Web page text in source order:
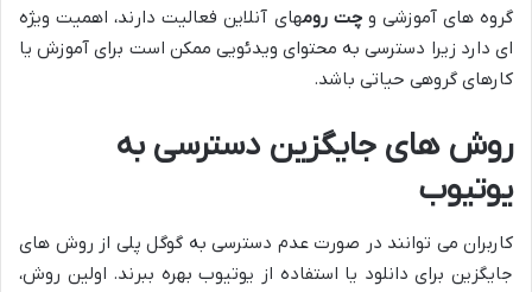
گروه های آموزشی وچت رومهای آنلاین فعالیت دارند، اهمیت ویژه
ای دارد زیرا دسترسی به محتوای ویدئویی ممکن است برای آموزش یا
کارهای گروهی حیاتی باشد.
روش های جایگزین دسترسی به
یوتیوب
کاربران می توانند در صورت عدم دسترسی به گوگل پلی از روش های
جایگزین برای دانلود یا استفاده از یوتیوب بهره ببرند. اولین روش،